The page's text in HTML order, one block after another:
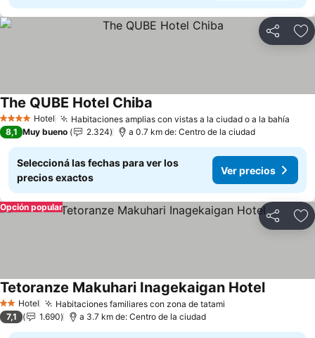
Compartir
4 EstrellasHotel Habitaciones amplias con vistas a la ciudad o a la bahía
The QUBE Hotel Chiba
8,1 Muy bueno 2.324 a 0.7 km de: Centro de la ciudad
Seleccioná las fechas para ver los
precios exactos
Ver precios
Compartir
Opción popular
2 Estrellas
Hotel Habitaciones familiares con zona de tatami
Tetoranze Makuhari Inagekaigan Hotel
7,1 1.690 a 3.7 km de: Centro de la ciudad